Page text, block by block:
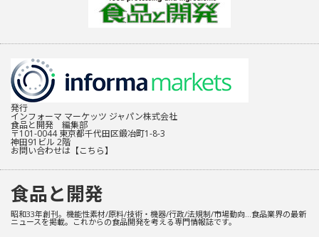
発行
インフォーマ マーケッツ ジャパン株式会社
食品と開発 編集部
〒101-0044 東京都千代田区鍛冶町1-8-3
神田91ビル 2階
お問い合わせは 【こちら】
食品と開発
昭和33年創刊。機能性素材/原料/技術・機器/行政/法規制/市場動向…食品業界の最新
ニュースを掲載。これからの食品開発を考える専門情報誌です。